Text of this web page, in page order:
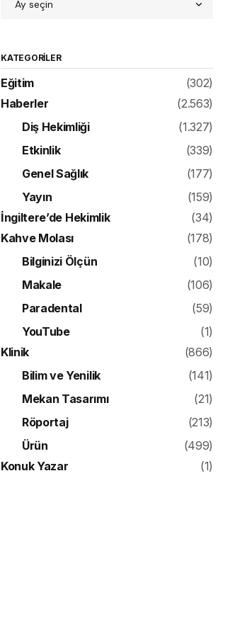
KATEGORILER
Eğitim
(302)
Haberler
(2.563)
Diş Hekimliği
(1.327)
Etkinlik
(339)
Genel Sağlık
(177)
Yayın
(159)
İngiltere’de Hekimlik
(34)
Kahve Molası
(178)
Bilginizi Ölçün
(10)
Makale
(106)
Paradental
(59)
YouTube
(1)
Klinik
(866)
Bilim ve Yenilik
(141)
Mekan Tasarımı
(21)
Röportaj
(213)
Ürün
(499)
Konuk Yazar
(1)